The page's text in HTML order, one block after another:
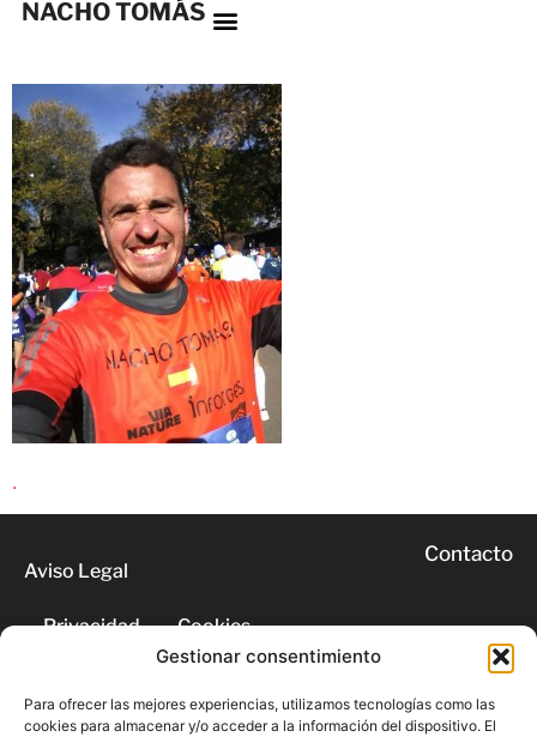
Gestionar consentimiento
Para ofrecer las mejores experiencias, utilizamos tecnologías como las
cookies para almacenar y/o acceder a la información del dispositivo. El
NACHO TOMÁS
.
Aviso Legal
Privacidad Cookies
Contacto
© 2026 | Todos los derechos
reservados